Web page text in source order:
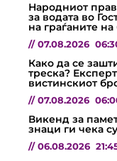
Народниот
за водата во
на граѓаните
// 07.08.2026
Како да се
треска?
вистинскиот
// 07.08.2026
Викенд за
знаци ги чека
// 06.08.2026